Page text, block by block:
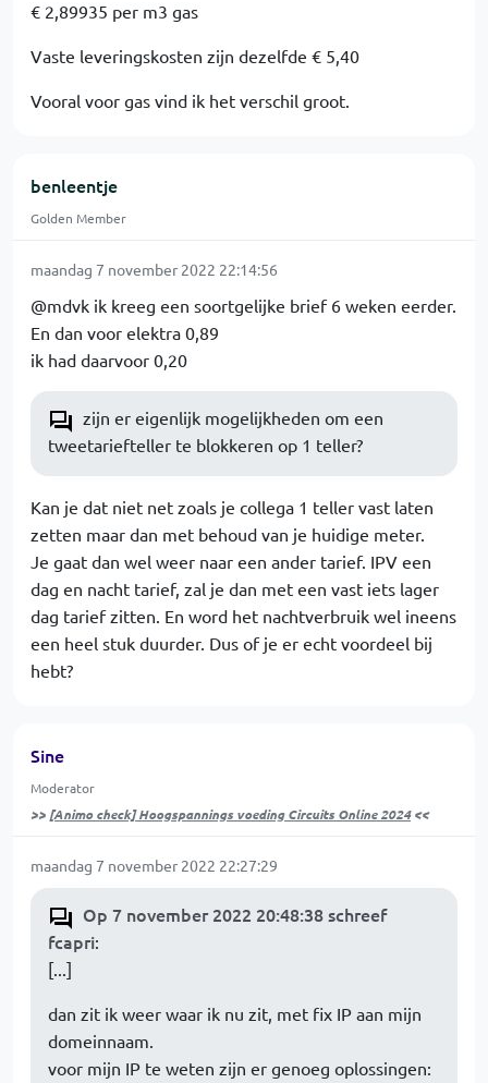
€ 2,89935 per m3 gas
Vaste leveringskosten zijn dezelfde € 5,40
Vooral voor gas vind ik het verschil groot.
benleentje
Golden Member
maandag 7 november 2022 22:14:56
@mdvk ik kreeg een soortgelijke brief 6 weken eerder.
En dan voor elektra 0,89
ik had daarvoor 0,20
zijn er eigenlijk mogelijkheden om een
tweetariefteller te blokkeren op 1 teller?
Kan je dat niet net zoals je collega 1 teller vast laten
zetten maar dan met behoud van je huidige meter.
Je gaat dan wel weer naar een ander tarief. IPV een
dag en nacht tarief, zal je dan met een vast iets lager
dag tarief zitten. En word het nachtverbruik wel ineens
een heel stuk duurder. Dus of je er echt voordeel bij
hebt?
Sine
Moderator
>> [Animo check] Hoogspannings voeding Circuits Online 2024<<
maandag 7 november 2022 22:27:29
Op 7 november 2022 20:48:38 schreef
fcapri:
[...]
dan zit ik weer waar ik nu zit, met fix IP aan mijn
domeinnaam.
voor mijn IP te weten zijn er genoeg oplossingen: